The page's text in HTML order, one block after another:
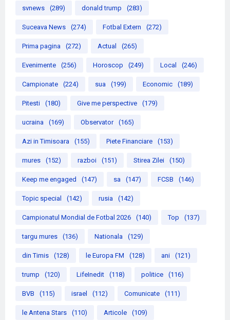
svnews (289) donald trump (283)
Suceava News (274) Fotbal Extern (272)
Prima pagina (272) Actual (265)
Evenimente (256) Horoscop (249) Local (246)
Campionate (224) sua (199) Economic (189)
Pitesti (180) Give me perspective (179)
ucraina (169) Observator (165)
Azi in Timisoara (155) Piete Financiare (153)
mures (152) razboi (151) Stirea Zilei (150)
Keep me engaged (147) sa (147) FCSB (146)
Topic special (142) rusia (142)
Campionatul Mondial de Fotbal 2026 (140) Top (137)
targu mures (136) Nationala (129)
din Timis (128) le Europa FM (128) ani (121)
trump (120) LifeInedit (118) politice (116)
BVB (115) israel (112) Comunicate (111)
le Antena Stars (110) Articole (109)